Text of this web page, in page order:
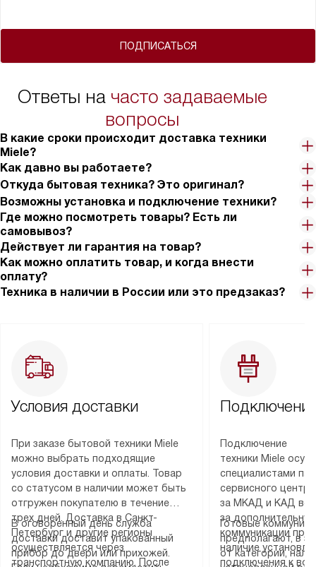
ПОДПИСАТЬСЯ
Ответы на часто задаваемые
вопросы
В какие сроки происходит доставка техники
Miele?
Как давно вы работаете?
Откуда бытовая техника? Это оригинал?
Возможны установка и подключение техники?
Где можно посмотреть товары? Есть ли
самовывоз?
Действует ли гарантия на товар?
Как можно оплатить товар, и когда внести
оплату?
Техника в наличии в России или это предзаказ?
Условия доставки
При заказе бытовой техники Miele
можно выбрать подходящие
условия доставки и оплаты. Товар
со статусом в наличии может быть
отгружен покупателю в течение
трех дней. Доставка в Санкт-
Петербург и другие регионы
осуществляется через
транспортную компанию. После
В оговоренный день служба
доставки доставит упакованный
прибор до двери или прихожей.
Подключение
техники Miele
специалистами
сервисного
за МКАД и КАД
за
коммуникации
наличие
подключения к
Готовые
предполагают, в
от категории,